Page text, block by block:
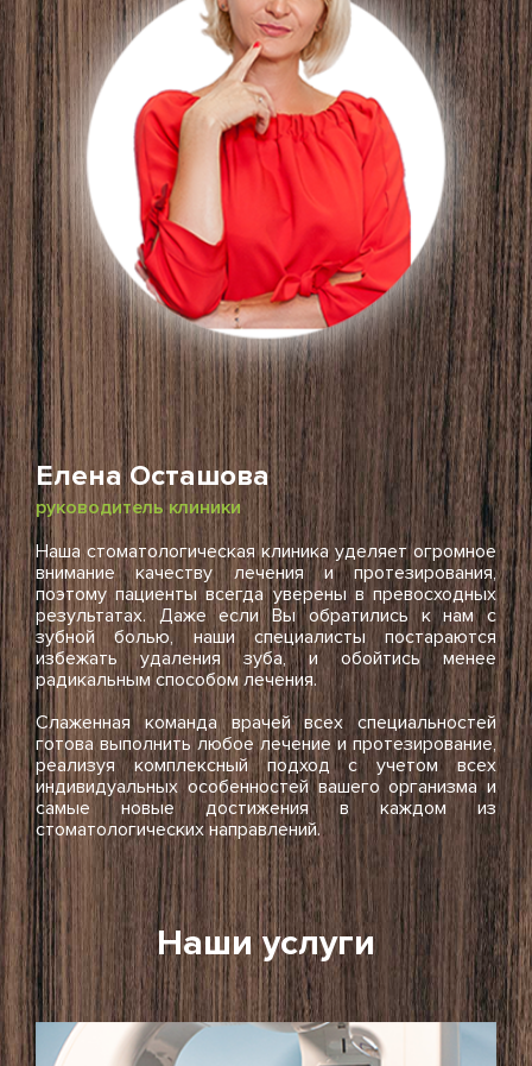
Елена Осташова
руководитель клиники
Наша стоматологическая клиника уделяет огромное
внимание качеству лечения и протезирования,
поэтому пациенты всегда уверены в превосходных
результатах. Даже если Вы обратились к нам с
зубной болью, наши специалисты постараются
избежать удаления зуба, и обойтись менее
радикальным способом лечения.
Слаженная команда врачей всех специальностей
готова выполнить любое лечение и протезирование,
реализуя комплексный подход с учетом всех
индивидуальных особенностей вашего организма и
самые новые достижения в каждом из
стоматологических направлений.
Наши услуги